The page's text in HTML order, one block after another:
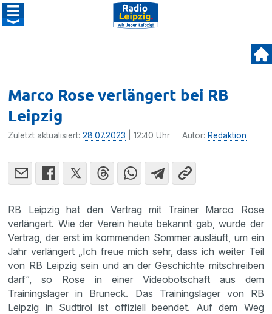
Marco Rose verlängert bei RB
Leipzig
Zuletzt aktualisiert:28.07.2023 | 12:40 Uhr Autor: Redaktion
RB Leipzig hat den Vertrag mit Trainer Marco Rose
verlängert. Wie der Verein heute bekannt gab, wurde der
Vertrag, der erst im kommenden Sommer ausläuft, um ein
Jahr verlängert „Ich freue mich sehr, dass ich weiter Teil
von RB Leipzig sein und an der Geschichte mitschreiben
darf“, so Rose in einer Videobotschaft aus dem
Trainingslager in Bruneck. Das Trainingslager von RB
Leipzig in Südtirol ist offiziell beendet. Auf dem Weg